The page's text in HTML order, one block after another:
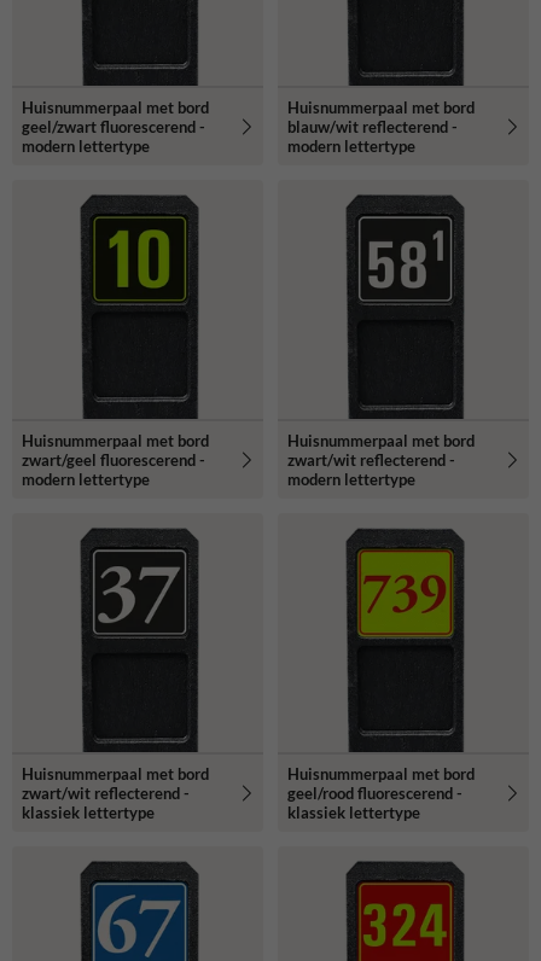
Huisnummerpaal met bord
geel/zwart fluorescerend -
modern lettertype
Huisnummerpaal met bord
blauw/wit reflecterend -
modern lettertype
Huisnummerpaal met bord
zwart/geel fluorescerend -
modern lettertype
Huisnummerpaal met bord
zwart/wit reflecterend -
modern lettertype
Huisnummerpaal met bord
zwart/wit reflecterend -
klassiek lettertype
Huisnummerpaal met bord
geel/rood fluorescerend -
klassiek lettertype